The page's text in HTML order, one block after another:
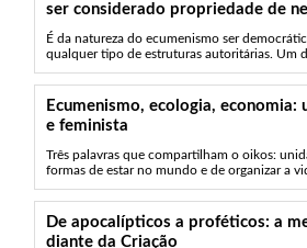
ser considerado propriedade de
É da natureza do ecumenismo ser
qualquer tipo de estruturas autoritárias. Um
Ecumenismo, ecologia, economia:
e feminista
Três palavras que compartilham o oikos:
formas de estar no mundo e de organizar a
De apocalípticos a proféticos: a
diante da Criação